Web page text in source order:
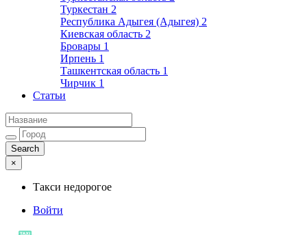
Туркестан 2
Республика Адыгея (Адыгея) 2
Киевская область 2
Бровары 1
Ирпень 1
Ташкентская область 1
Чирчик 1
Статьи
×
Такси недорогое
Войти